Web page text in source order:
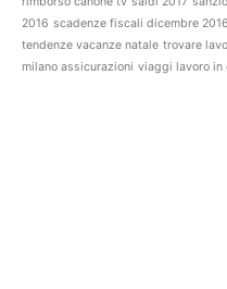
2016 scadenze fiscali dicembre 2016
tendenze vacanze natale trovare
milano assicurazioni viaggi lavoro in